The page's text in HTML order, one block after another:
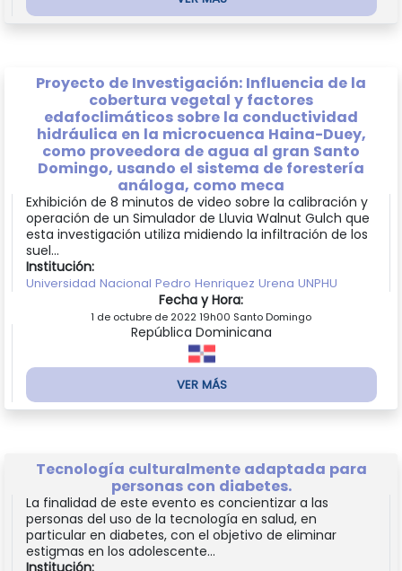
Proyecto de Investigación: Influencia de la
cobertura vegetal y factores
edafoclimáticos sobre la conductividad
hidráulica en la microcuenca Haina-Duey,
como proveedora de agua al gran Santo
Domingo, usando el sistema de forestería
análoga, como meca
Exhibición de 8 minutos de video sobre la calibración y
operación de un Simulador de Lluvia Walnut Gulch que
esta investigación utiliza midiendo la infiltración de los
suel...
Institución:
Universidad Nacional Pedro Henriquez Urena UNPHU
Fecha y Hora:
1 de octubre de 2022 19h00 Santo Domingo
República Dominicana
VER MÁS
Tecnología culturalmente adaptada para
personas con diabetes.
La finalidad de este evento es concientizar a las
personas del uso de la tecnología en salud, en
particular en diabetes, con el objetivo de eliminar
estigmas en los adolescente...
Institución: